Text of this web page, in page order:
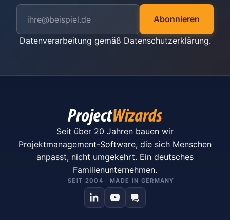
Abonnieren
Datenverarbeitung gemäß Datenschutzerklärung.
Seit über 20 Jahren bauen wir
Projektmanagement-Software, die sich Menschen
anpasst, nicht umgekehrt. Ein deutsches
Familienunternehmen.
SEIT 2004 · MADE IN GERMANY